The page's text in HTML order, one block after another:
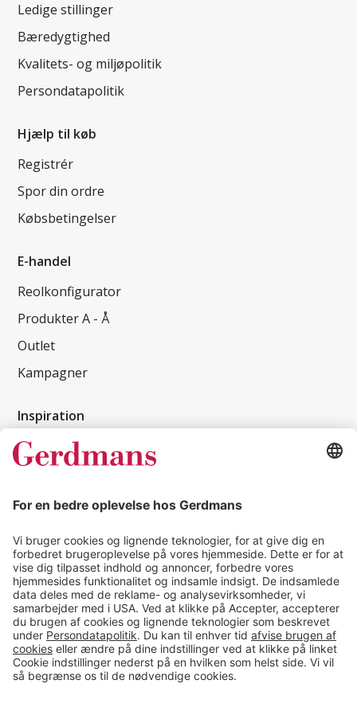
Ledige stillinger
Bæredygtighed
Kvalitets- og miljøpolitik
Persondatapolitik
Hjælp til køb
Registrér
Spor din ordre
Købsbetingelser
E-handel
Reolkonfigurator
Produkter A - Å
Outlet
Kampagner
Inspiration
Kundereferencer
Tips & guides
Kontakt
salg@gerdmans.dk
49 18 07 07
Salgsafdeling åbningstider
08.00-16.00